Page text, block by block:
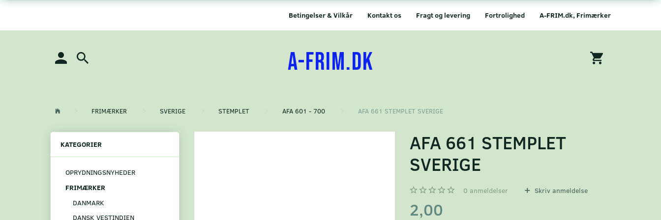
A-FRIM.dk, Frimærker
Fortrolighed
Fragt og levering
Kontakt os
Betingelser & Vilkår
A-FRIM.DK
FRIMÆRKER SVERIGE STEMPLET AFA 601 - 700 AFA 661 STEMPLET SVERIGE
KATEGORIER
OPRYDNINGSNYHEDER
FRIMÆRKER
DANMARK
DANSK VESTINDIEN
AFA 661 STEMPLET
SVERIGE
0 anmeldelser Skriv anmeldelse
2,00